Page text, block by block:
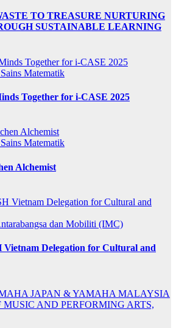
TO TREASURE NURTURING
SUSTAINABLE LEARNING
Matematik
Together for i-CASE 2025
Matematik
Alchemist
dan Mobiliti (IMC)
Vietnam Delegation for Cultural and